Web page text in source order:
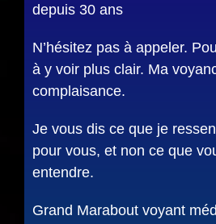
depuis 30 ans
N’hésitez pas à appeler.
à y voir plus clair. Ma
complaisance.
Je vous dis ce que je
pour vous, et non ce que
entendre.
Grand Marabout voyant